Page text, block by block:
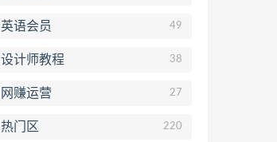
英语会员 49
设计师教程 38
网赚运营 27
热门区 220